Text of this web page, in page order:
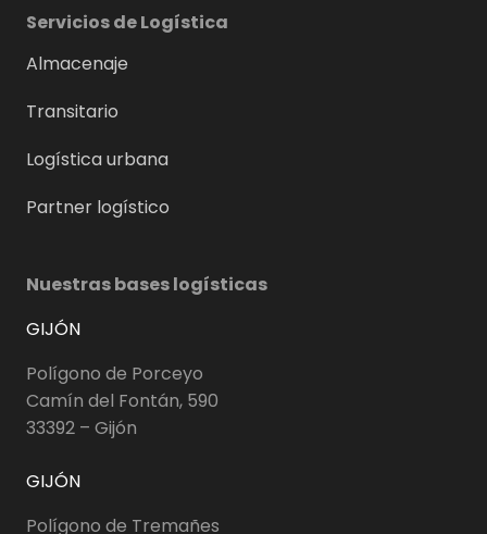
Servicios de Logística
Almacenaje
Transitario
Logística urbana
Partner logístico
Nuestras bases logísticas
GIJÓN
Polígono de Porceyo
Camín del Fontán, 590
33392 – Gijón
GIJÓN
Polígono de Tremañes